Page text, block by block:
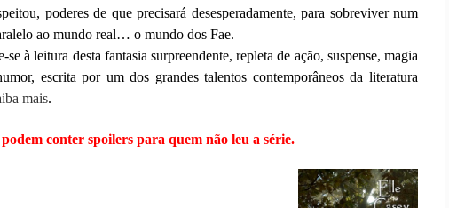
poderes de que precisará desesperadamente, para sobreviver num
ao mundo real… o mundo dos Fae.
se à leitura desta fantasia surpreendente, repleta de ação, suspense, magia
escrita por um dos grandes talentos contemporâneos da literatura
mais.
conter spoilers para quem não leu a série.